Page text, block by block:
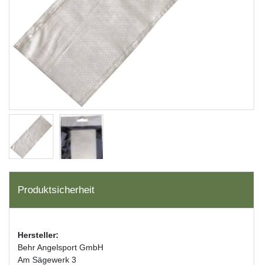
Produktsicherheit
Hersteller:
Behr Angelsport GmbH
Am Sägewerk 3